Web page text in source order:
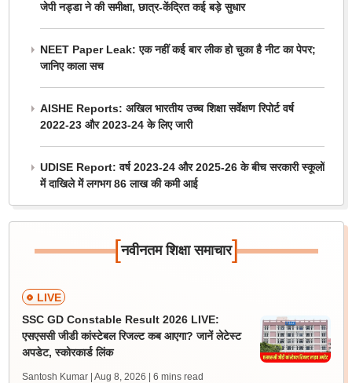
जेपी नड्डा ने की समीक्षा, छात्र-केंद्रित कई बड़े सुधार
NEET Paper Leak: एक नहीं कई बार लीक हो चुका है नीट का पेपर;
जानिए काला सच
AISHE Reports: अखिल भारतीय उच्च शिक्षा सर्वेक्षण रिपोर्ट वर्ष
2022-23 और 2023-24 के लिए जारी
UDISE Report: वर्ष 2023-24 और 2025-26 के बीच सरकारी स्कूलों
में दाखिले में लगभग 86 लाख की कमी आई
[नवीनतम शिक्षा समाचार]
LIVE
SSC GD Constable Result 2026 LIVE:
एसएससी जीडी कांस्टेबल रिजल्ट कब आएगा? जानें लेटेस्ट
अपडेट, स्कोरकार्ड लिंक
Santosh Kumar | Aug 8, 2026 | 6 mins read